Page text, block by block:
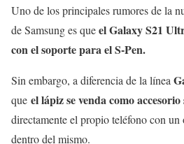
Uno de los principales rumores de la
de Samsung es queel Galaxy S21
con el soporte para el S-Pen.
Sin embargo, a diferencia de la línea
que el lápiz se venda como
directamente el propio teléfono con
dentro del mismo.